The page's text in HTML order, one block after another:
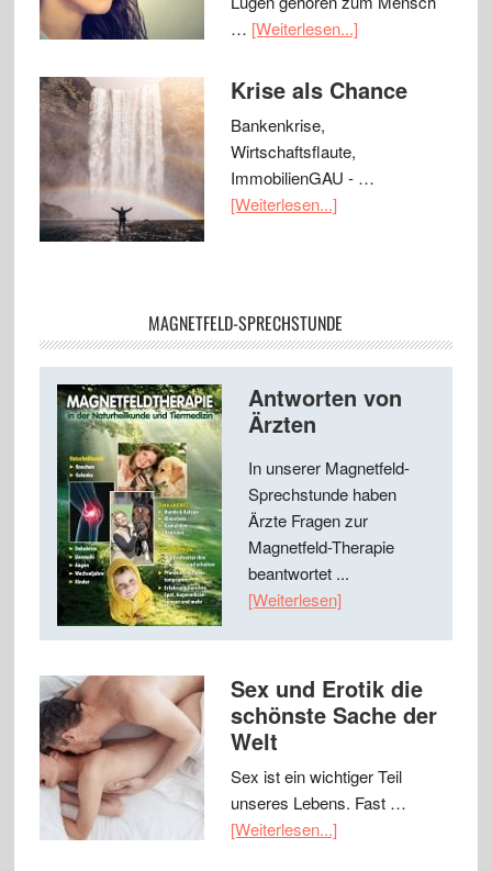
… [Weiterlesen...]
Krise als Chance
Bankenkrise,
Wirtschaftsflaute,
ImmobilienGAU - …
[Weiterlesen...]
MAGNETFELD-SPRECHSTUNDE
Antworten von
Ärzten
In unserer Magnetfeld-
Sprechstunde haben
Ärzte Fragen zur
Magnetfeld-Therapie
beantwortet ...
[Weiterlesen]
Sex und Erotik die
schönste Sache der
Welt
Sex ist ein wichtiger Teil
unseres Lebens. Fast …
[Weiterlesen...]